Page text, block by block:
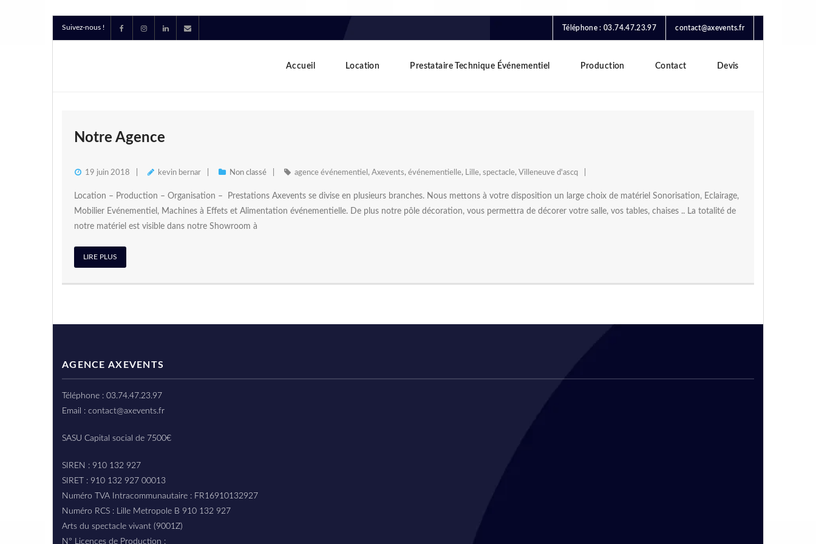
Suivez-nous ! Téléphone : 03.74.47.23.97 contact@axevents.fr
Accueil Location Prestataire Technique Événementiel Production Contact Devis
Notre Agence
19 juin 2018 kevin bernar Non classé agence événementiel , Axevents, événementielle, Lille, spectacle, Villeneuve d'ascq
Location – Production – Organisation – Prestations Axevents se divise en plusieurs branches. Nous mettons à votre disposition un large choix de matériel Sonorisation, Eclairage,
Mobilier Evénementiel, Machines à Effets et Alimentation événementielle. De plus notre pôle décoration, vous permettra de décorer votre salle, vos tables, chaises .. La totalité de
notre matériel est visible dans notre Showroom à
LIRE PLUS
AGENCE AXEVENTS
Téléphone : 03.74.47.23.97
Email : contact@axevents.fr
SASU Capital social de 7500€
SIREN : 910 132 927
SIRET : 910 132 927 00013
Numéro TVA Intracommunautaire : FR16910132927
Numéro RCS : Lille Metropole B 910 132 927
Arts du spectacle vivant (9001Z)
N° Licences de Production :